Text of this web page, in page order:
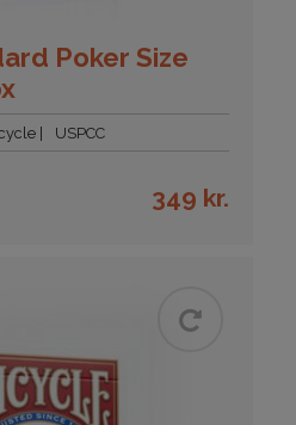
Poker Size
USPCC
349 kr.